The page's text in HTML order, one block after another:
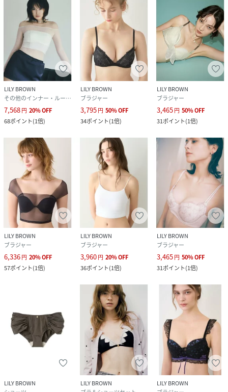
LILY BROWN
その他のインナー・ルームウェア
7,568円 20%OFF
68ポイント(1倍)
LILY BROWN
ブラジャー
3,795円 50%OFF
34ポイント(1倍)
LILY BROWN
ブラジャー
3,465円 50%OFF
31ポイント(1倍)
LILY BROWN
ブラジャー
6,336円 20%OFF
57ポイント(1倍)
LILY BROWN
ブラジャー
3,960円 20%OFF
36ポイント(1倍)
LILY BROWN
ブラジャー
3,465円 50%OFF
31ポイント(1倍)
LILY BROWN
LILY BROWN
LILY BROWN